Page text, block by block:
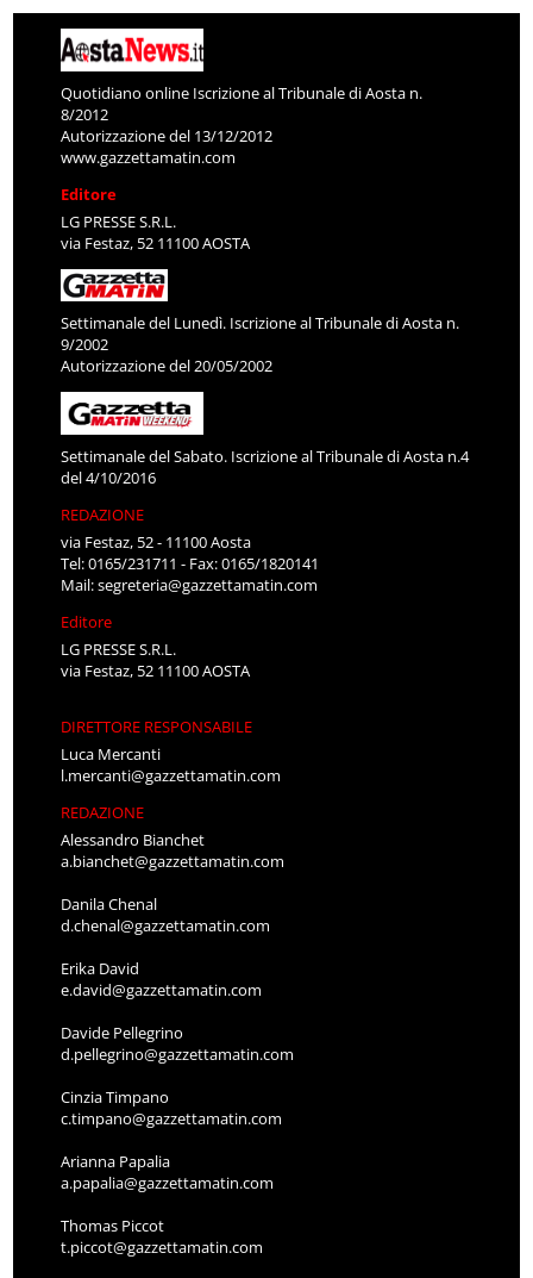
Quotidiano online Iscrizione al Tribunale di Aosta n.
8/2012
Autorizzazione del 13/12/2012
www.gazzettamatin.com
Editore
LG PRESSE S.R.L.
via Festaz, 52 11100 AOSTA
Settimanale del Lunedì. Iscrizione al Tribunale di Aosta n.
9/2002
Autorizzazione del 20/05/2002
Settimanale del Sabato. Iscrizione al Tribunale di Aosta n.4
del 4/10/2016
REDAZIONE
via Festaz, 52 - 11100 Aosta
Tel: 0165/231711 - Fax: 0165/1820141
Mail:segreteria@gazzettamatin.com
Editore
LG PRESSE S.R.L.
via Festaz, 52 11100 AOSTA
DIRETTORE RESPONSABILE
Luca Mercanti
l.mercanti@gazzettamatin.com
REDAZIONE
Alessandro Bianchet
a.bianchet@gazzettamatin.com
Danila Chenal
d.chenal@gazzettamatin.com
Erika David
e.david@gazzettamatin.com
Davide Pellegrino
d.pellegrino@gazzettamatin.com
Cinzia Timpano
c.timpano@gazzettamatin.com
Arianna Papalia
a.papalia@gazzettamatin.com
Thomas Piccot
t.piccot@gazzettamatin.com